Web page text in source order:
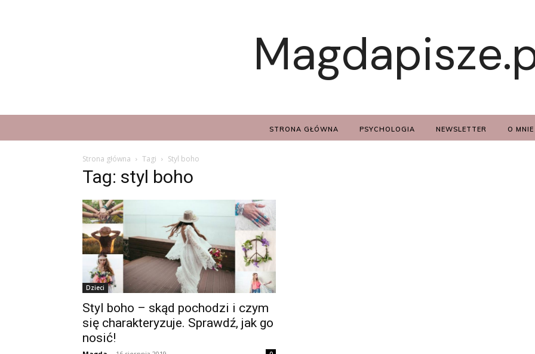
STRONA GŁÓWNA PSYCHOLOGIA NEWSLETTER O MNIE
Strona główna Tagi Styl boho
Tag: styl boho
Dzieci
Styl boho – skąd pochodzi i czym
się charakteryzuje. Sprawdź, jak go
nosić!